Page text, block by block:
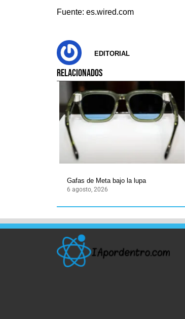
Fuente: es.wired.com
EDITORIAL
RELACIONADOS
Gafas de Meta bajo la lupa
6 agosto, 2026